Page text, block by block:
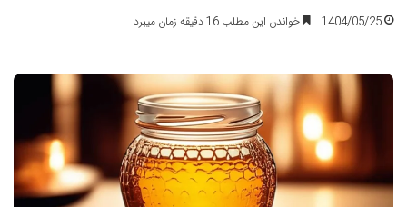
1404/05/25 خواندن این مطلب 16 دقیقه زمان میبرد